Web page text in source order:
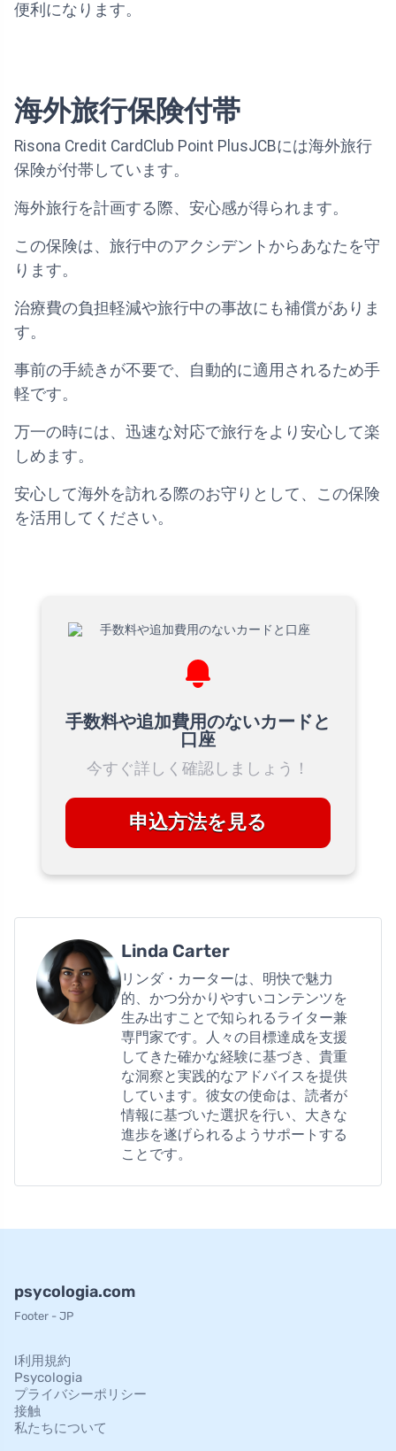
便利になります。
海外旅行保険付帯
Risona Credit CardClub Point PlusJCBには海外旅行
保険が付帯しています。
海外旅行を計画する際、安心感が得られます。
この保険は、旅行中のアクシデントからあなたを守
ります。
治療費の負担軽減や旅行中の事故にも補償がありま
す。
事前の手続きが不要で、自動的に適用されるため手
軽です。
万一の時には、迅速な対応で旅行をより安心して楽
しめます。
安心して海外を訪れる際のお守りとして、この保険
を活用してください。
手数料や追加費用のないカードと
口座
今すぐ詳しく確認しましょう！
申込方法を見る
Linda Carter
リンダ・カーターは、明快で魅力
的、かつ分かりやすいコンテンツを
生み出すことで知られるライター兼
専門家です。人々の目標達成を支援
してきた確かな経験に基づき、貴重
な洞察と実践的なアドバイスを提供
しています。彼女の使命は、読者が
情報に基づいた選択を行い、大きな
進歩を遂げられるようサポートする
ことです。
psycologia.com
Footer - JP
l利用規約
Psycologia
プライバシーポリシー
接触
私たちについて